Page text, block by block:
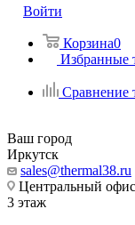
Войти
Корзина0
Избранные
Сравнение
Ваш город
Иркутск
sales@thermal38.ru
Центральный
3 этаж